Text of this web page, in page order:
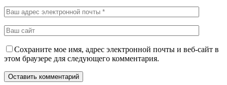
Сохраните мое имя, адрес электронной почты и веб-сайт в
этом браузере для следующего комментария.